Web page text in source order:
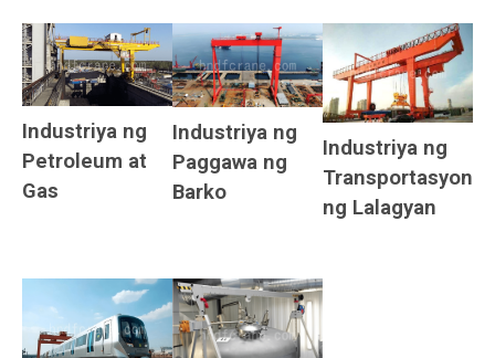
Industriya ng
Petroleum at
Gas
Industriya ng
Paggawa ng
Barko
Industriya ng
Transportasyon
ng Lalagyan